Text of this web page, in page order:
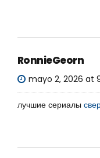
RonnieGeorn
mayo 2, 2026 at
лучшие сериалы